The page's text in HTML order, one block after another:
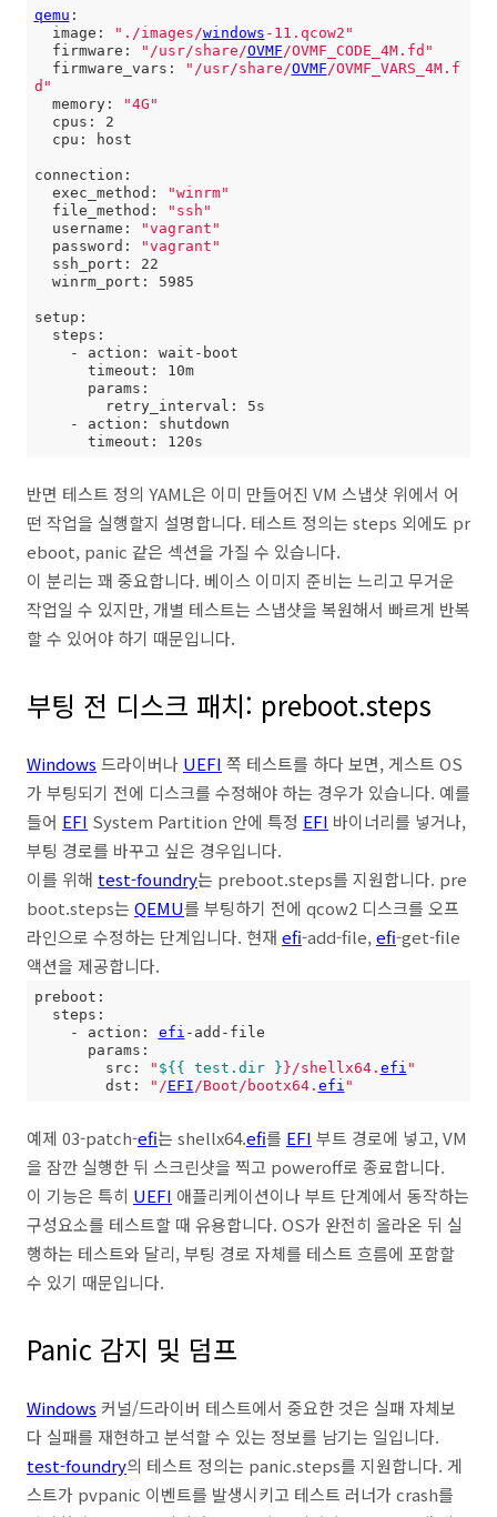
qemu :
  image:
"./images/windows -11.qcow2"
  firmware:
"/usr/share/OVMF /OVMF_CODE_4M.fd"
  firmware_vars:
"/usr/share/OVMF /OVMF_VARS_4M.f
d"
  memory:
"4G"
connection:
  exec_method:
"winrm"
  file_method:
"ssh"
  username:
"vagrant"
  password:
"vagrant"
setup:
      timeout: 120s
반면 테스트 정의 YAML은 이미 만들어진 VM 스냅샷 위에서 어
떤 작업을 실행할지 설명합니다. 테스트 정의는 steps 외에도 pr
eboot, panic 같은 섹션을 가질 수 있습니다.
이 분리는 꽤 중요합니다. 베이스 이미지 준비는 느리고 무거운
작업일 수 있지만, 개별 테스트는 스냅샷을 복원해서 빠르게 반복
할 수 있어야 하기 때문입니다.
부팅 전 디스크 패치: preboot.steps
Windows 드라이버나 UEFI 쪽 테스트를 하다 보면, 게스트 OS
가 부팅되기 전에 디스크를 수정해야 하는 경우가 있습니다. 예를
들어 EFI System Partition 안에 특정 EFI 바이너리를 넣거나,
부팅 경로를 바꾸고 싶은 경우입니다.
이를 위해 test-foundry는 preboot.steps를 지원합니다. pre
boot.steps는 QEMU를 부팅하기 전에 qcow2 디스크를 오프
라인으로 수정하는 단계입니다. 현재 efi-add-file,efi-get-file
액션을 제공합니다.
preboot:
    - action:
efi -add-file
        src:
" ${{ test.dir }}/shellx64. efi "
        dst:
"/EFI /Boot/bootx64. efi "
예제 03-patch-efi는 shellx64.efi를 EFI 부트 경로에 넣고, VM
을 잠깐 실행한 뒤 스크린샷을 찍고 poweroff로 종료합니다.
이 기능은 특히 UEFI 애플리케이션이나 부트 단계에서 동작하는
구성요소를 테스트할 때 유용합니다. OS가 완전히 올라온 뒤 실
행하는 테스트와 달리, 부팅 경로 자체를 테스트 흐름에 포함할
수 있기 때문입니다.
Panic 감지 및 덤프
Windows 커널/드라이버 테스트에서 중요한 것은 실패 자체보
다 실패를 재현하고 분석할 수 있는 정보를 남기는 일입니다.
test-foundry의 테스트 정의는 panic.steps를 지원합니다. 게
스트가 pvpanic 이벤트를 발생시키고 테스트 러너가 crash를